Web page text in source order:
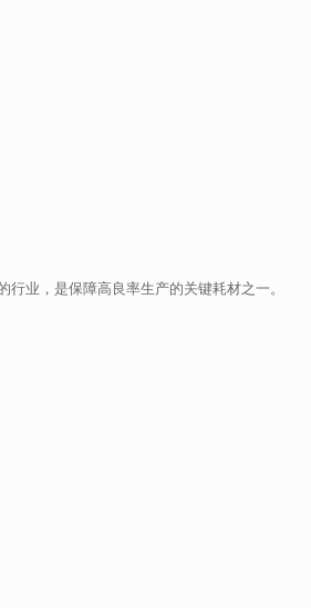
业，是保障高良率生产的关键耗材之一。